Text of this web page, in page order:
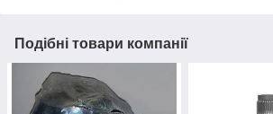
Подібні товари компанії